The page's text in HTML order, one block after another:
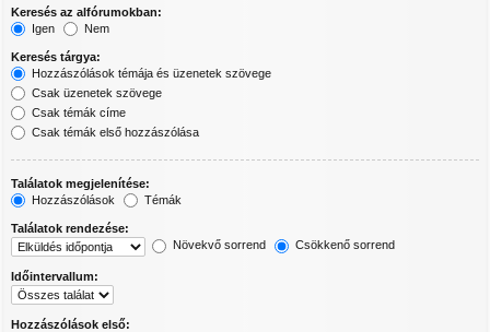
Keresés az alfórumokban:
Igen
Nem
Keresés tárgya:
Hozzászólások témája és üzenetek szövege
Csak üzenetek szövege
Csak témák címe
Csak témák első hozzászólása
Találatok megjelenítése:
Hozzászólások
Témák
Találatok rendezése:
Növekvő sorrend
Csökkenő sorrend
Időintervallum:
Hozzászólások első: